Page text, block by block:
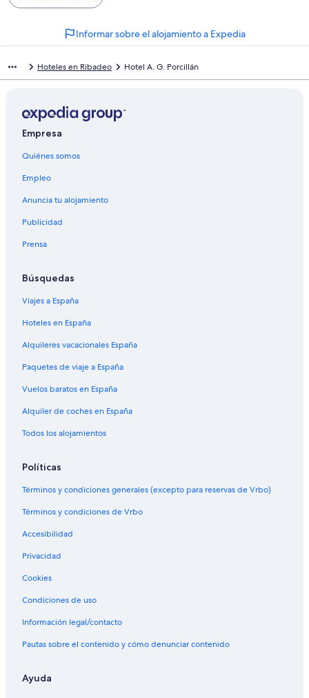
Informar sobre el alojamiento a Expedia
Hoteles en Ribadeo Hotel A. G. Porcillán
Empresa
Quiénes somos
Empleo
Anuncia tu alojamiento
Publicidad
Prensa
Búsquedas
Viajes a España
Hoteles en España
Alquileres vacacionales España
Paquetes de viaje a España
Vuelos baratos en España
Alquiler de coches en España
Todos los alojamientos
Políticas
Términos y condiciones generales (excepto para reservas de Vrbo)
Términos y condiciones de Vrbo
Accesibilidad
Privacidad
Cookies
Condiciones de uso
Información legal/contacto
Pautas sobre el contenido y cómo denunciar contenido
Ayuda